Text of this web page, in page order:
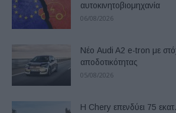
αυτοκινητοβιομηχανία
06/08/2026
Νέο Audi A2 e-tron με
αποδοτικότητας
05/08/2026
Η Chery επενδύει 75